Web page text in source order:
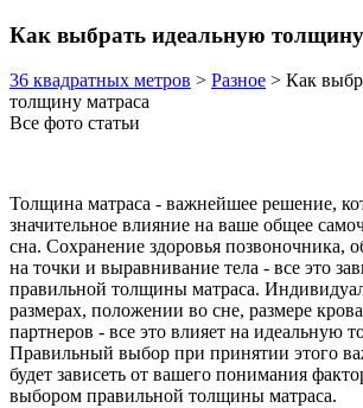
Как выбрать идеальную
36 квадратных метров > Разное > Как
толщину матраса
Все фото статьи
Толщина матраса - важнейшее решение,
значительное влияние на ваше общее
сна. Сохранение здоровья позвоночника,
на точки и выравнивание тела - все это
правильной толщины матраса.
размерах, положении во сне, размере
партнеров - все это влияет на идеальную
Правильный выбор при принятии этого
будет зависеть от вашего понимания
выбором правильной толщины матраса.